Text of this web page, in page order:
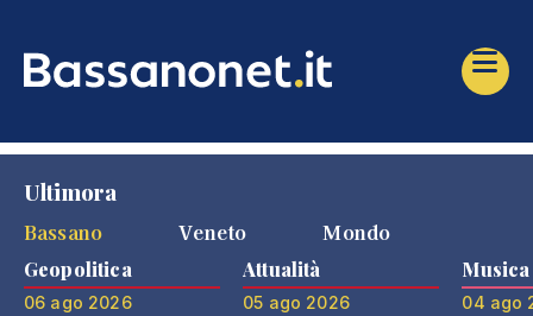
Ultimora
Bassano
Veneto Mondo
Geopolitica
06 ago 2026
Attualità
05 ago 2026
Musica
04 ago